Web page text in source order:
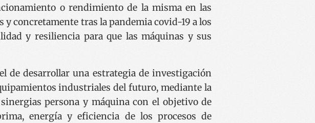
o rendimiento de la misma en las
concretamente tras la pandemia covid-19 a los
y resiliencia para que las máquinas y sus
de desarrollar una estrategia de investigación
industriales del futuro, mediante la
persona y máquina con el objetivo de
energía y eficiencia de los procesos de